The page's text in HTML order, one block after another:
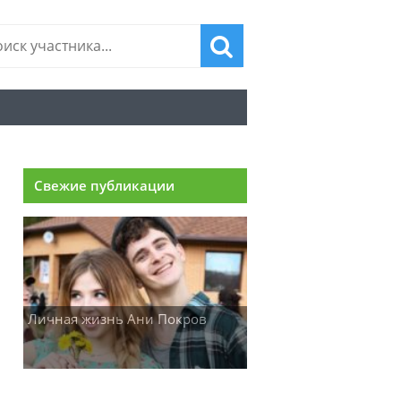
Свежие публикации
Личная жизнь Ани Покров